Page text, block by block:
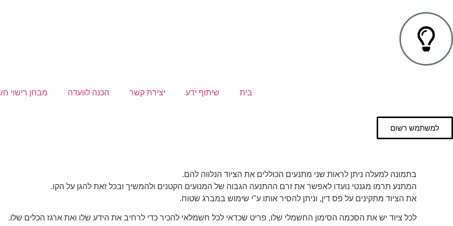
בית שיתוף ידע יצירת קשר הכנה לוועדה מבחן רישוי
למשתמש רשום
בתמונה למעלה ניתן לראות שני מתנעים הכוללים את הציוד הנלווה להם.
המתנע תרמו מגנטי נועדו לאפשר את זרם ההתנעה הגבוה של המנועים הקטנים ולהמשיך ובכל זאת להגן על הקו.
את הציוד מתקינים על פס דין, וניתן להסיר אותו ע"י שימוש במברג שטוח.
לכל ציוד יש את הסכמה הסימון החשמלי שלו, פריט שכדאי לכל חשמלאי להכיר כדי לרחיב את הידע שלו ואת ארגז הכלים שלו.